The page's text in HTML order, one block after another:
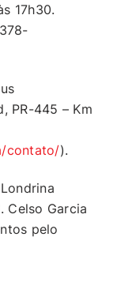
17h30.
PR-445 – Km
contato/).
Celso Garcia
pelo